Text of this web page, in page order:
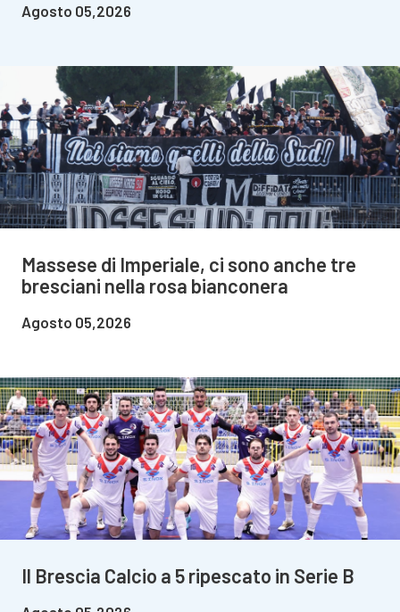
Agosto 05,2026
Massese di Imperiale, ci sono anche tre
bresciani nella rosa bianconera
Agosto 05,2026
Il Brescia Calcio a 5 ripescato in Serie B